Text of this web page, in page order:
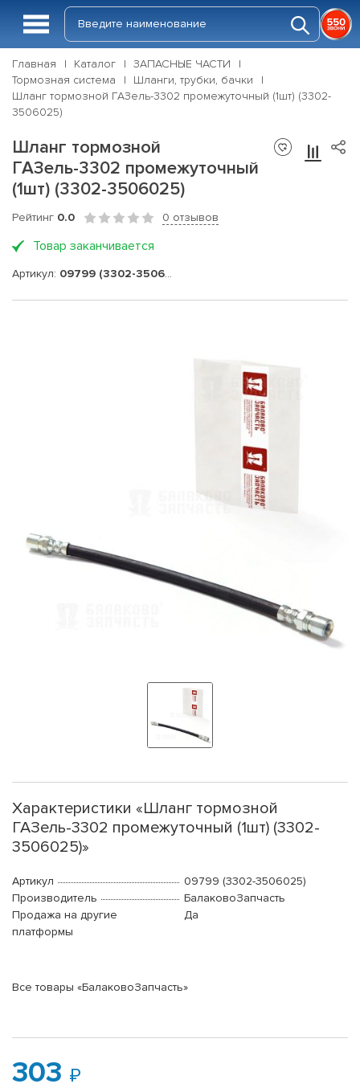
Главная Каталог
ЗАПАСНЫЕ ЧАСТИ
Тормозная система
Шланги, трубки, бачки
Шланг тормозной ГАЗель-3302 промежуточный (1шт) (3302-
3506025)
Шланг тормозной
ГАЗель-3302 промежуточный
(1шт) (3302-3506025)
Рейтинг 0.0 0 отзывов
Товар заканчивается
Артикул: 09799 (3302-3506025)
Характеристики «Шланг тормозной
ГАЗель-3302 промежуточный (1шт) (3302-
3506025)»
Артикул
09799 (3302-3506025)
Производитель
БалаковоЗапчасть
Продажа на другие
платформы
Да
Все товары «БалаковоЗапчасть»
303